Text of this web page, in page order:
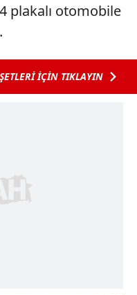
plakalı otomobile
İÇİN TIKLAYIN